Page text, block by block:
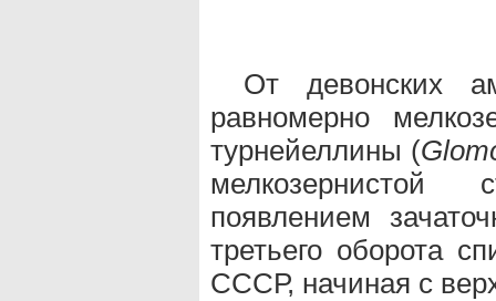
От девонских
равномерно
турнейеллины (
мелкозернистой
появлением
третьего оборота
СССР, начиная с